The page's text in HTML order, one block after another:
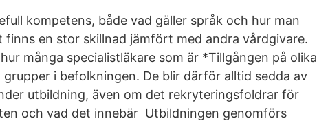
kompetens, både vad gäller språk och hur man
en stor skillnad jämfört med andra vårdgivare.
många specialistläkare som är *Tillgången på olika
i befolkningen. De blir därför alltid sedda av
utbildning, även om det rekryteringsfoldrar för
och vad det innebär Utbildningen genomförs